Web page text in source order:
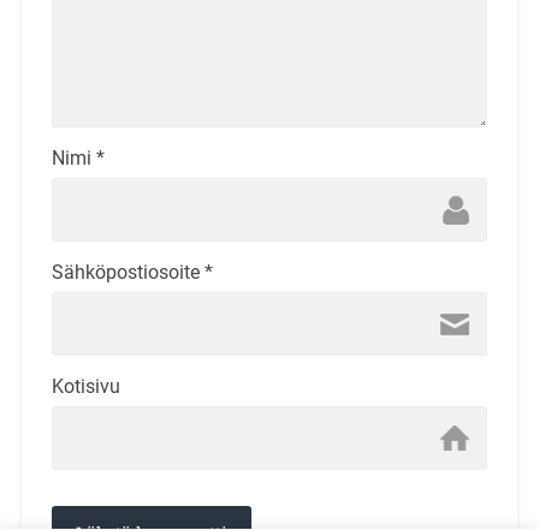
Nimi *
Sähköpostiosoite *
Kotisivu